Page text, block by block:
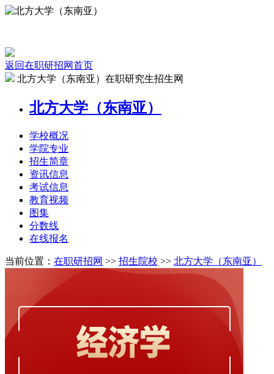
返回在职研招网首页
北方大学（东南亚）在职研究生招生网
北方大学（东南亚）
学校概况
学院专业
招生简章
资讯信息
考试信息
教育视频
图集
分数线
在线报名
当前位置： 在职研招网 >> 招生院校 >> 北方大学（东南亚）